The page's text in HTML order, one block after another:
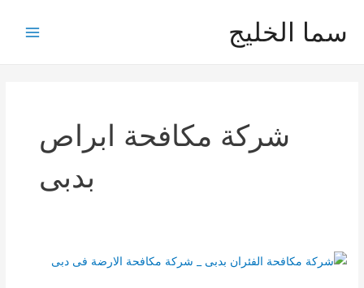
سما الخليج
شركة مكافحة ابراص
بدبى